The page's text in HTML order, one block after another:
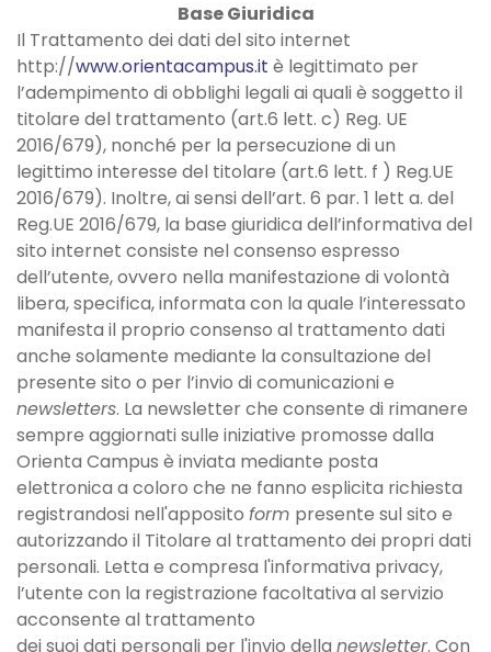
Base Giuridica
Il Trattamento dei dati del sito internet
http://www.orientacampus.it è legittimato per
l’adempimento di obblighi legali ai quali è soggetto il
titolare del trattamento (art.6 lett. c) Reg. UE
2016/679), nonché per la persecuzione di un
legittimo interesse del titolare (art.6 lett. f ) Reg.UE
2016/679). Inoltre, ai sensi dell’art. 6 par. 1 lett a. del
Reg.UE 2016/679, la base giuridica dell’informativa del
sito internet consiste nel consenso espresso
dell’utente, ovvero nella manifestazione di volontà
libera, specifica, informata con la quale l’interessato
manifesta il proprio consenso al trattamento dati
anche solamente mediante la consultazione del
presente sito o per l’invio di comunicazioni e
newsletters. La newsletter che consente di rimanere
sempre aggiornati sulle iniziative promosse dalla
Orienta Campus è inviata mediante posta
elettronica a coloro che ne fanno esplicita richiesta
registrandosi nell'apposito form presente sul sito e
autorizzando il Titolare al trattamento dei propri dati
personali. Letta e compresa l'informativa privacy,
l’utente con la registrazione facoltativa al servizio
acconsente al trattamento
dei suoi dati personali per l'invio della newsletter. Con